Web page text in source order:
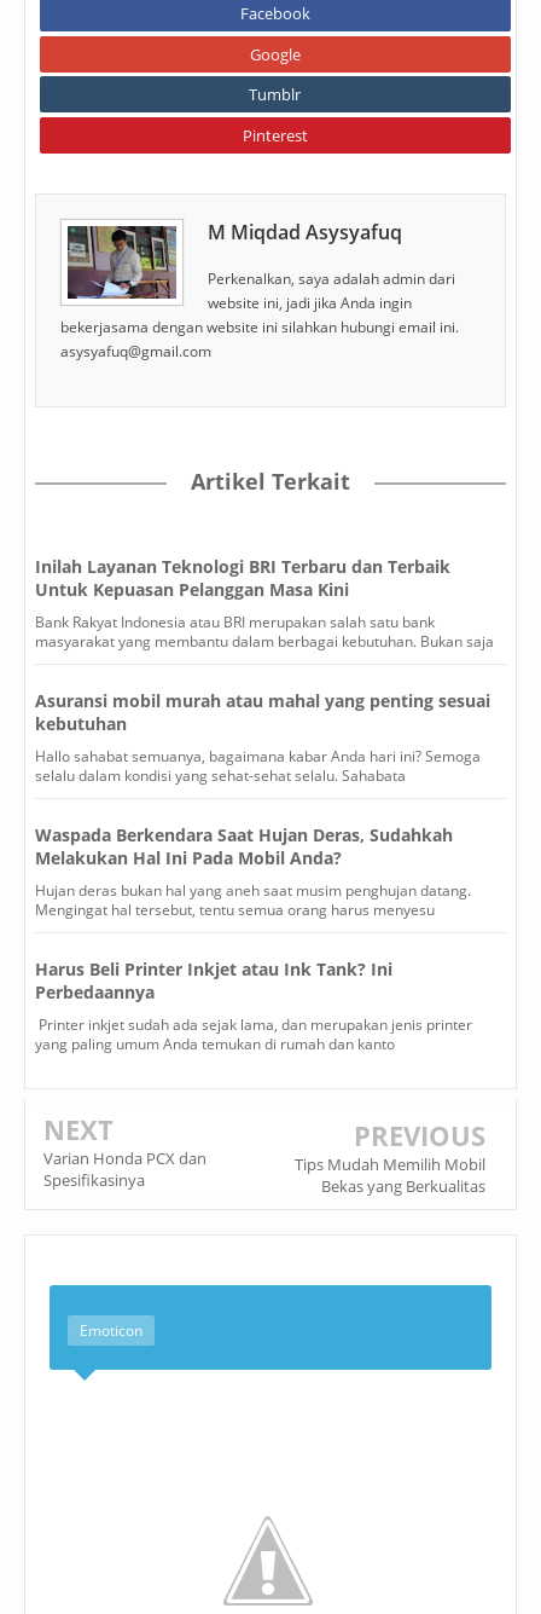
Facebook
Google
Tumblr
Pinterest
M Miqdad Asysyafuq
Perkenalkan, saya adalah admin dari
website ini, jadi jika Anda ingin
bekerjasama dengan website ini silahkan hubungi email ini.
asysyafuq@gmail.com
Artikel Terkait
Inilah Layanan Teknologi BRI Terbaru dan Terbaik
Untuk Kepuasan Pelanggan Masa Kini
Bank Rakyat Indonesia atau BRI merupakan salah satu bank
masyarakat yang membantu dalam berbagai kebutuhan. Bukan saja
Asuransi mobil murah atau mahal yang penting sesuai
kebutuhan
Hallo sahabat semuanya, bagaimana kabar Anda hari ini? Semoga
selalu dalam kondisi yang sehat-sehat selalu. Sahabata
Waspada Berkendara Saat Hujan Deras, Sudahkah
Melakukan Hal Ini Pada Mobil Anda?
Hujan deras bukan hal yang aneh saat musim penghujan datang.
Mengingat hal tersebut, tentu semua orang harus menyesu
Harus Beli Printer Inkjet atau Ink Tank? Ini
Perbedaannya
Printer inkjet sudah ada sejak lama, dan merupakan jenis printer
yang paling umum Anda temukan di rumah dan kanto
NEXT
Varian Honda PCX dan
Spesifikasinya
PREVIOUS
Tips Mudah Memilih Mobil
Bekas yang Berkualitas
Emoticon